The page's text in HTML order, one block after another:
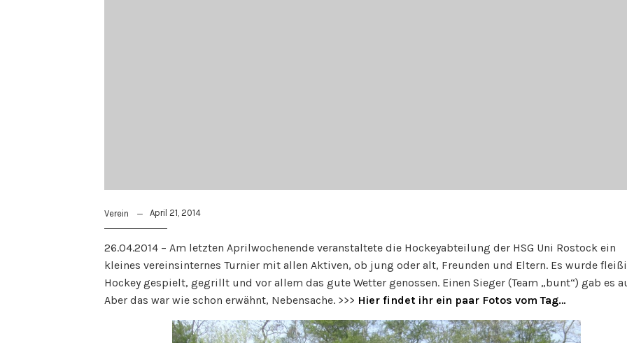
Verein April 21, 2014
26.04.2014 – Am letzten Aprilwochenende veranstaltete die Hockeyabteilung der HSG Uni Rostock ein
kleines vereinsinternes Turnier mit allen Aktiven, ob jung oder alt, Freunden und Eltern. Es wurde
Hockey gespielt, gegrillt und vor allem das gute Wetter genossen. Einen Sieger (Team „bunt“) gab es
Aber das war wie schon erwähnt, Nebensache. >>> Hier findet ihr ein paar Fotos vom Tag…